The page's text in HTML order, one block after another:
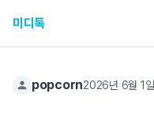
미디톡
popcorn2026년 6월 1일